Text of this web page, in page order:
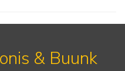
& Buunk